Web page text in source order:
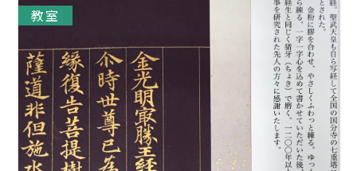
教室